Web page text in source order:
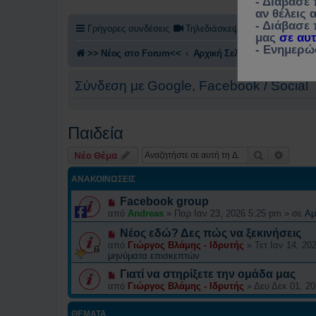
Γρήγορες συνδέσεις Τηλεδιάσκεψη Αίτηση
>> Nέος στο Forum<< Αρχική Σελίδα (Home)
Σύνδεση με Google, Facebook / Social
Παιδεία
Νέο Θέμα Αναζήτηση
ΑΝΑΚΟΙΝΏΣΕΙΣ
Facebook group
από Andreas » Παρ Ιαν 23, 2026 5:25 pm » σε
Νέος εδώ? Δες πώς να ξεκινήσεις
από Γιώργος Βλάμης - Ιδρυτής » Τετ Ιαν 14,
μηνύματα επισκεπτών
Γιατί να στηρίξετε την ομάδα μας
από Γιώργος Βλάμης - Ιδρυτής » Δευ Δεκ 01,
ΘΈΜΑΤΑ
αν
- Διάβασε
μας σε
-